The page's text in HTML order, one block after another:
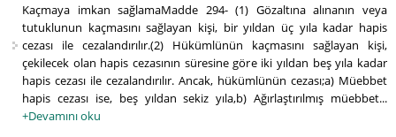
Kaçmaya imkan sağlamaMadde 294- (1) Gözaltına alınanın veya
tutuklunun kaçmasını sağlayan kişi, bir yıldan üç yıla kadar hapis
cezası ile cezalandırılır.(2) Hükümlünün kaçmasını sağlayan kişi,
çekilecek olan hapis cezasının süresine göre iki yıldan beş yıla kadar
hapis cezası ile cezalandırılır. Ancak, hükümlünün cezası;a) Müebbet
hapis cezası ise, beş yıldan sekiz yıla,b) Ağırlaştırılmış müebbet...
+Devamını oku